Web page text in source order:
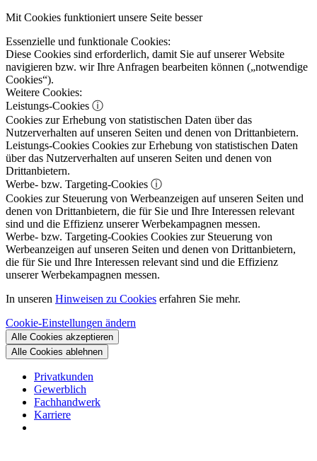
Mit Cookies funktioniert unsere Seite besser
Essenzielle und funktionale Cookies:
Diese Cookies sind erforderlich, damit Sie auf unserer Website
navigieren bzw. wir Ihre Anfragen bearbeiten können („notwendige
Cookies“).
Weitere Cookies:
Leistungs-Cookies ⓘ
Cookies zur Erhebung von statistischen Daten über das
Nutzerverhalten auf unseren Seiten und denen von Drittanbietern.
Leistungs-Cookies Cookies zur Erhebung von statistischen Daten
über das Nutzerverhalten auf unseren Seiten und denen von
Drittanbietern.
Werbe- bzw. Targeting-Cookies ⓘ
Cookies zur Steuerung von Werbeanzeigen auf unseren Seiten und
denen von Drittanbietern, die für Sie und Ihre Interessen relevant
sind und die Effizienz unserer Werbekampagnen messen.
Werbe- bzw. Targeting-Cookies Cookies zur Steuerung von
Werbeanzeigen auf unseren Seiten und denen von Drittanbietern,
die für Sie und Ihre Interessen relevant sind und die Effizienz
unserer Werbekampagnen messen.
In unseren Hinweisen zu Cookies erfahren Sie mehr.
Cookie-Einstellungen ändern
Alle Cookies akzeptieren
Alle Cookies ablehnen
Privatkunden
Gewerblich
Fachhandwerk
Karriere